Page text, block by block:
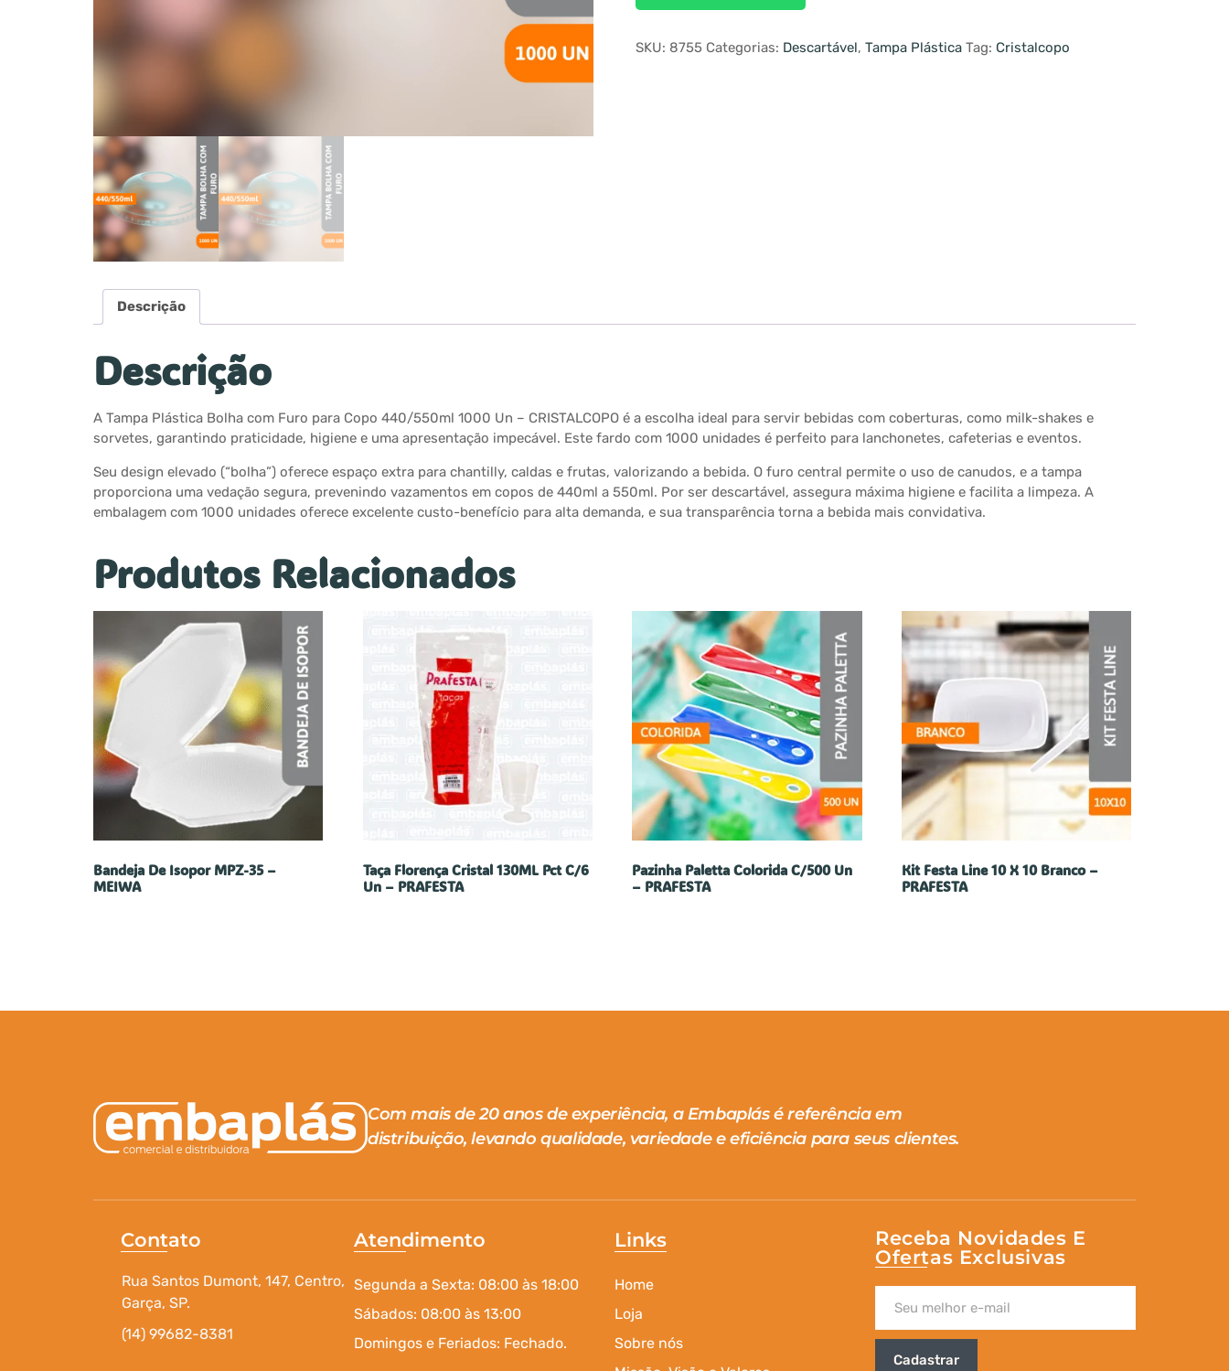
SKU: 8755 Categorias: Descartável, Tampa Plástica Tag: Cristalcopo
Descrição
Descrição
A Tampa Plástica Bolha com Furo para Copo 440/550ml 1000 Un – CRISTALCOPO é a escolha ideal para servir bebidas com coberturas, como milk-shakes e
sorvetes, garantindo praticidade, higiene e uma apresentação impecável. Este fardo com 1000 unidades é perfeito para lanchonetes, cafeterias e eventos.
Seu design elevado (“bolha”) oferece espaço extra para chantilly, caldas e frutas, valorizando a bebida. O furo central permite o uso de canudos, e a tampa
proporciona uma vedação segura, prevenindo vazamentos em copos de 440ml a 550ml. Por ser descartável, assegura máxima higiene e facilita a limpeza. A
embalagem com 1000 unidades oferece excelente custo-benefício para alta demanda, e sua transparência torna a bebida mais convidativa.
Produtos Relacionados
Bandeja De Isopor MPZ-35 –
MEIWA
Taça Florença Cristal 130ML Pct C/6
Un – PRAFESTA
Pazinha Paletta Colorida C/500 Un
– PRAFESTA
Kit Festa Line 10 X 10 Branco –
PRAFESTA
Com mais de 20 anos de experiência, a Embaplás é referência em
distribuição, levando qualidade, variedade e eficiência para seus clientes.
Contato
Rua Santos Dumont, 147, Centro,
Garça, SP.
(14) 99682-8381
Atendimento
Segunda a Sexta: 08:00 às 18:00
Sábados: 08:00 às 13:00
Domingos e Feriados: Fechado.
Links
Home
Loja
Sobre nós
Receba Novidades E
Ofertas Exclusivas
Cadastrar